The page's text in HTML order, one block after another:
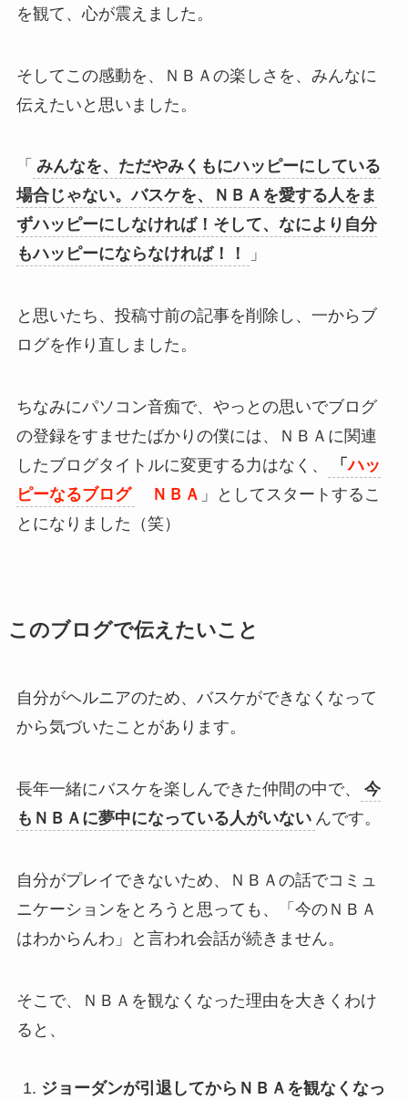
を観て、心が震えました。
そしてこの感動を、ＮＢＡの楽しさを、みんなに
伝えたいと思いました。
「 みんなを、ただやみくもにハッピーにしている
場合じゃない。バスケを、ＮＢＡを愛する人をま
ずハッピーにしなければ！そして、なにより自分
もハッピーにならなければ！！
」
と思いたち、投稿寸前の記事を削除し、一からブ
ログを作り直しました。
ちなみにパソコン音痴で、やっとの思いでブログ
の登録をすませたばかりの僕には、ＮＢＡに関連
したブログタイトルに変更する力はなく、
「ハッ
ピーなるブログ
ＮＢＡ 」としてスタートするこ
とになりました（笑）
このブログで伝えたいこと
自分がヘルニアのため、バスケができなくなって
から気づいたことがあります。
長年一緒にバスケを楽しんできた仲間の中で、
今
もＮＢＡに夢中になっている人がいない んです。
自分がプレイできないため、ＮＢＡの話でコミュ
ニケーションをとろうと思っても、「今のＮＢＡ
はわからんわ」と言われ会話が続きません。
そこで、ＮＢＡを観なくなった理由を大きくわけ
ると、
ジョーダンが引退してからＮＢＡを観なくなっ